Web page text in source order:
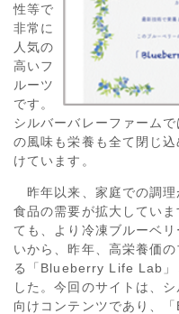
性等で
非常に
人気の
高いフ
ルーツ
です。
シルバーバレーファーム
の風味も栄養も全て閉じ
けています。
昨年以来、家庭での調理
食品の需要が拡大してい
ても、より冷凍ブルーベ
いから、昨年、高栄養価
る「Blueberry Life Lab」
した。今回のサイトは、
向けコンテンツであり、